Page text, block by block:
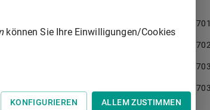
abhängig ist;
erfolgen müsste.
nur insoweit statt, als das
vom 30. November 2015
das zuletzt durch Artikel 5 des
oder die Zustellung in einem
§ 701
§ 702
§ 703
§
können Sie Ihre Einwilligungen/Cookies
KONFIGURIEREN ALLEM ZUSTIMMEN